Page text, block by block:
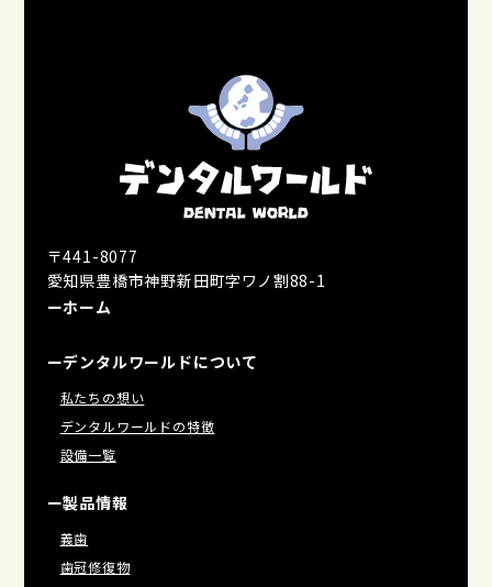
〒441-8077
愛知県豊橋市神野新田町字ワノ割88-1
ーホーム
ーデンタルワールドについて
私たちの想い
デンタルワールドの特徴
設備一覧
ー製品情報
義歯
歯冠修復物